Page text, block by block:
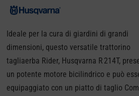
Ideale per la cura di giardini di grandi
dimensioni, questo versatile trattorino
tagliaerba Rider, Husqvarna R 214T,
un potente motore bicilindrico e può
equipaggiato con un piatto di taglio